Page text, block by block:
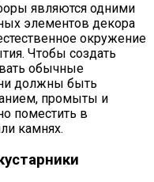
являются одними
элементов декора
окружение
Чтобы создать
обычные
должны быть
промыты и
поместить в
камнях.